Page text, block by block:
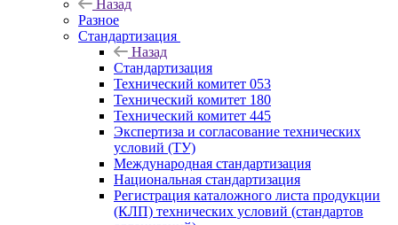
Назад
Разное
Стандартизация
Назад
Стандартизация
Технический комитет 053
Технический комитет 180
Технический комитет 445
Экспертиза и согласование технических
условий (ТУ)
Международная стандартизация
Национальная стандартизация
Регистрация каталожного листа продукции
(КЛП) технических условий (стандартов